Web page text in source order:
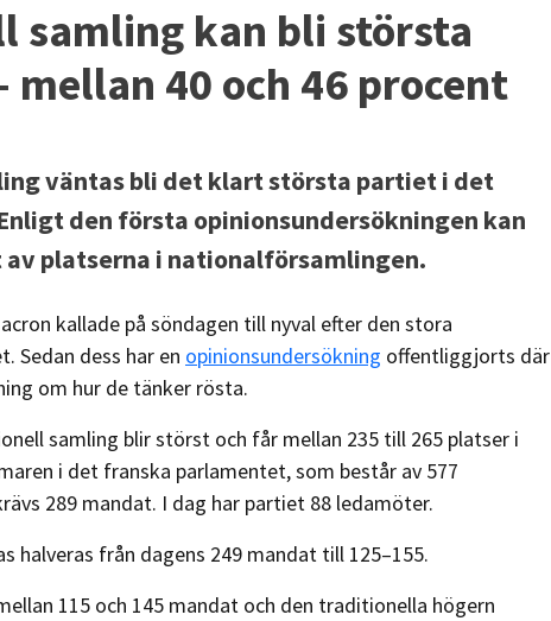
samling kan bli största
40 och 46 procent
väntas bli det klart största partiet i det
den första opinionsundersökningen kan
platserna i nationalförsamlingen.
kallade på söndagen till nyval efter den stora
Sedan dess har en opinionsundersökning offentliggjorts där
om hur de tänker rösta.
samling blir störst och får mellan 235 till 265 platser i
i det franska parlamentet, som består av 577
289 mandat. I dag har partiet 88 ledamöter.
halveras från dagens 249 mandat till 125–155.
115 och 145 mandat och den traditionella högern